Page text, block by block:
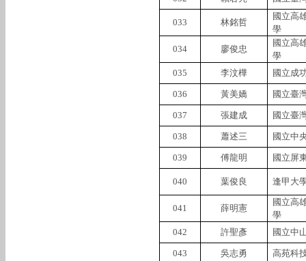
033 林銘哲
國立高
學
034
廖俊忠
國立高
學
035
李汶樺 國立成
036 黃美嬌 國立臺
037 張建成 國立臺
038 蕭述三 國立中
039 傅龍明 國立屏
040 葉俊良 逢甲大
041 薛明憲
國立高
學
042
許聖彥 國立中
043 吳志勇 高苑科